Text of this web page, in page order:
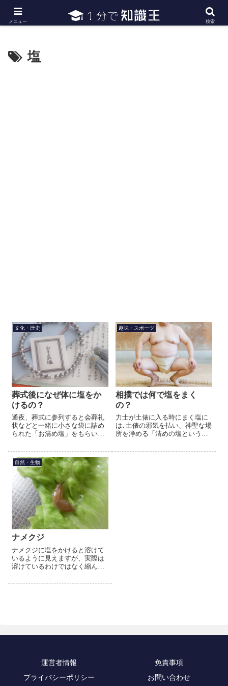
日常で必要な常識・知識や雑学・豆知識を幅広く紹介
塩
文化・歴史
葬式後になぜ体に塩をか
けるの？
通夜、葬式に参列すると会葬礼
状などと一緒に小さな袋に詰め
られた「お清め塩」をもらいま
に塩をかけて、清めてから家に
入るというものです。医学が発
達していなかった昔、原因が分
から...
趣味・スポーツ
相撲では何で塩をまく
の？
力士が土俵に入る時にまく塩に
は､土俵の邪気を払い、神聖な場
所を浄める「清めの塩という意
ないように神に祈り、また、相
自然・生物
ナメクジ
ナメクジに塩をかけると溶けて
いるように見えますが、実際は
溶けているわけではなく縮んで
と、ナメクジが縮んで固く小さ
運営者情報
免責事項
プライバシーポリシー
お問い合わせ
メニュー 検索